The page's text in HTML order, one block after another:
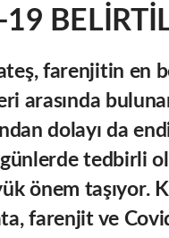
farenjitin en
arasında
dolayı da
günlerde tedbirli
önem taşıyor.
farenjit ve